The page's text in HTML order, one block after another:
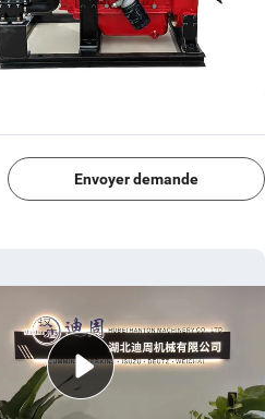
Envoyer demande